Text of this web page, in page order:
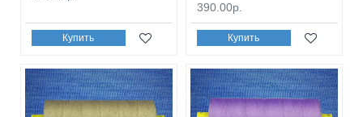
Купить
390.00р.
Купить